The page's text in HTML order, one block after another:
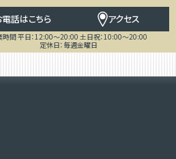
電話はこちら アクセス
時間 平日：12:00～20:00 土日祝：10:00～20:00
定休日：毎週金曜日